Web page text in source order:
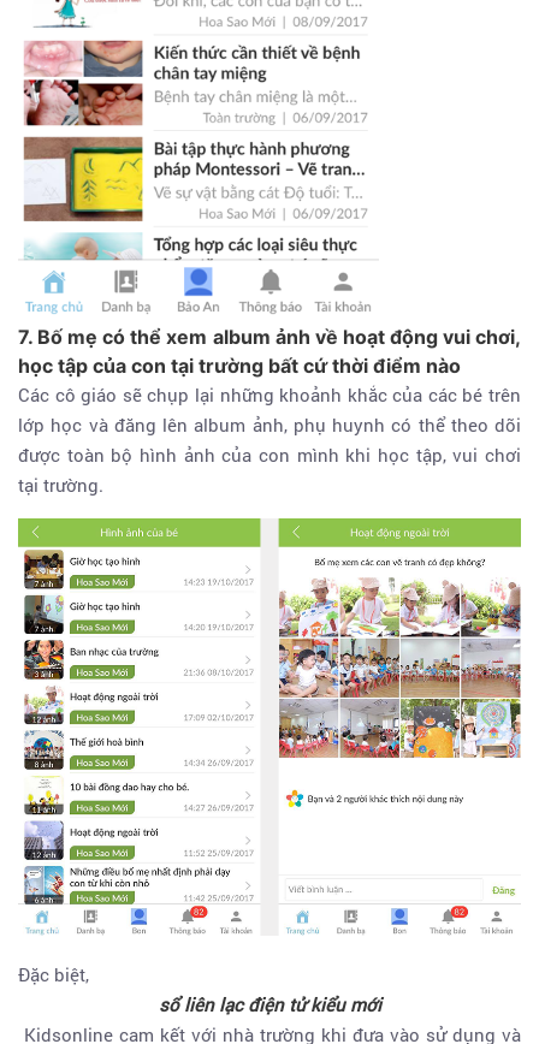
7. Bố mẹ có thể xem album ảnh về hoạt động vui chơi,
học tập của con tại trường bất cứ thời điểm nào
Các cô giáo sẽ chụp lại những khoảnh khắc của các bé trên
lớp học và đăng lên album ảnh, phụ huynh có thể theo dõi
được toàn bộ hình ảnh của con mình khi học tập, vui chơi
tại trường.
Đặc biệt,
sổ liên lạc điện tử kiểu mới
Kidsonline cam kết với nhà trường khi đưa vào sử dụng và